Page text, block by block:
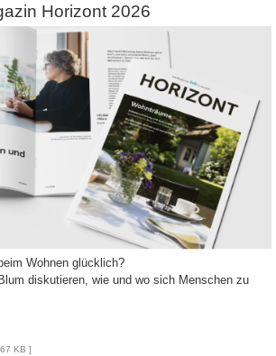
Horizont 2026
Wohnen glücklich?
diskutieren, wie und wo sich Menschen zu
KB ]